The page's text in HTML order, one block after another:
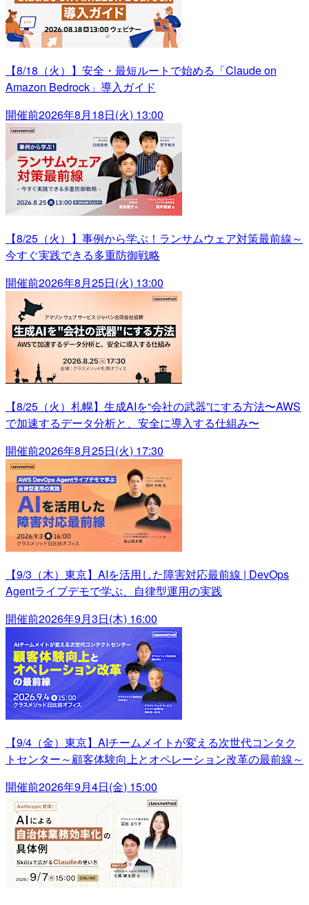
【8/18（火）】安全・最短ルートで始める「Claude on
Amazon Bedrock」導入ガイド
開催前2026年8月18日(火) 13:00
【8/25（火）】事例から学ぶ！ランサムウェア対策最前線～
今すぐ実践できる多重防御戦略
開催前2026年8月25日(火) 13:00
【8/25（火）札幌】生成AIを“会社の武器”にする方法〜AWS
で加速するデータ分析と、安全に導入する仕組み〜
開催前2026年8月25日(火) 17:30
【9/3（木）東京】AIを活用した障害対応最前線 | DevOps
Agentライブデモで学ぶ、自律型運用の実践
開催前2026年9月3日(木) 16:00
【9/4（金）東京】AIチームメイトが変える次世代コンタク
トセンター～顧客体験向上とオペレーション改革の最前線～
開催前2026年9月4日(金) 15:00